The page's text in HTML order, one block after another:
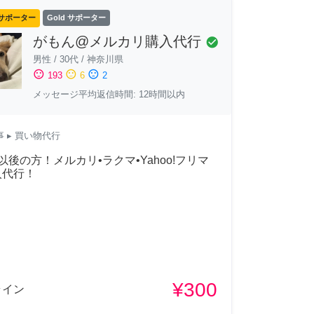
ポーター Gold サポーター
がもん@メルカリ購入代行 check_circle
男性 / 30代/ 神奈川県
sentiment_satisfied 193 sentiment_neutral 6 sentiment_dissatisfied 2
メッセージ平均返信時間: 12時間以内
▸ 買い物代行
後の方！メルカリ•ラクマ•Yahoo!フリマ
行！
ン ¥300